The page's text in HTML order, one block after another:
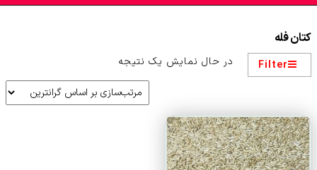
کتان فله
Filter در حال نمایش یک نتیجه